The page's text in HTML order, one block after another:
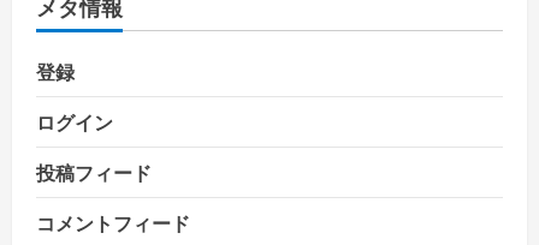
ー
登録
ログイン
投稿フィード
コメントフィード